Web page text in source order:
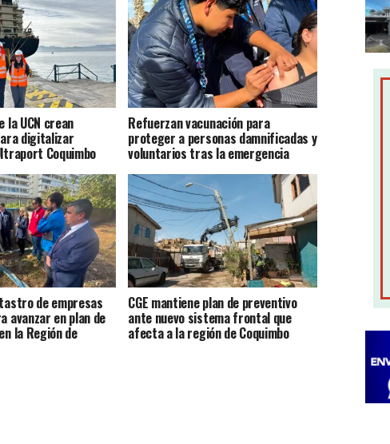
la UCN crean
digitalizar
Coquimbo
Refuerzan vacunación para
proteger a personas damnificadas y
voluntarios tras la emergencia
de empresas
avanzar en plan de
la Región de
CGE mantiene plan de preventivo
ante nuevo sistema frontal que
afecta a la región de Coquimbo